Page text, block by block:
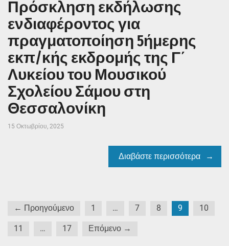
Πρόσκληση εκδήλωσης
ενδιαφέροντος για
πραγματοποίηση 5ήμερης
εκπ/κής εκδρομής της Γ΄
Λυκείου του Μουσικού
Σχολείου Σάμου στη
Θεσσαλονίκη
15 Οκτωβρίου, 2025
Διαβάστε περισσότερα
Σελιδοποίηση
άρθρων
← Προηγούμενο 1 … 7 8 9 10
11 … 17 Επόμενο →